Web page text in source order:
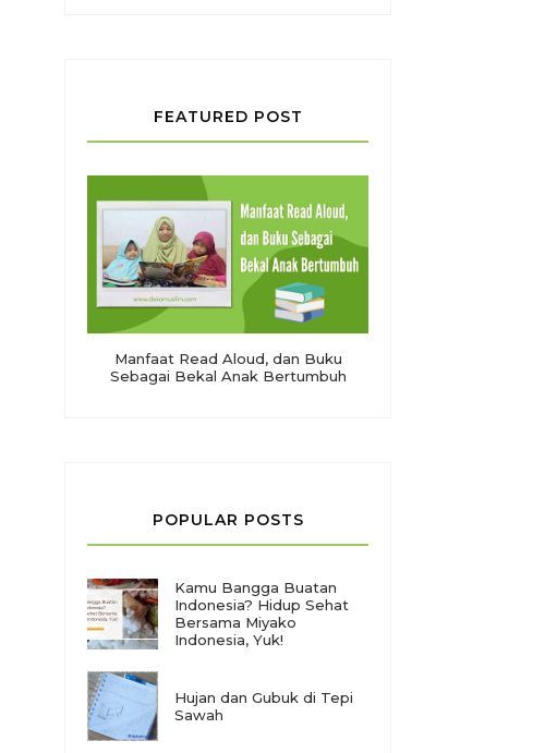
FEATURED POST
Manfaat Read Aloud, dan Buku
Sebagai Bekal Anak Bertumbuh
POPULAR POSTS
Kamu Bangga Buatan
Indonesia? Hidup Sehat
Bersama Miyako
Indonesia, Yuk!
Hujan dan Gubuk di Tepi
Sawah